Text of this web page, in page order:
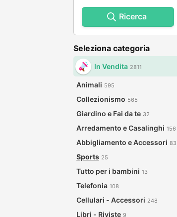
Ricerca
Seleziona categoria
In Vendita 2811
Animali 595
Collezionismo 565
Giardino e Fai da te 32
Arredamento e Casalinghi 156
Abbigliamento e Accessori 83
Sports 25
Tutto per i bambini 13
Telefonia 108
Cellulari - Accessori 248
Libri - Riviste 9